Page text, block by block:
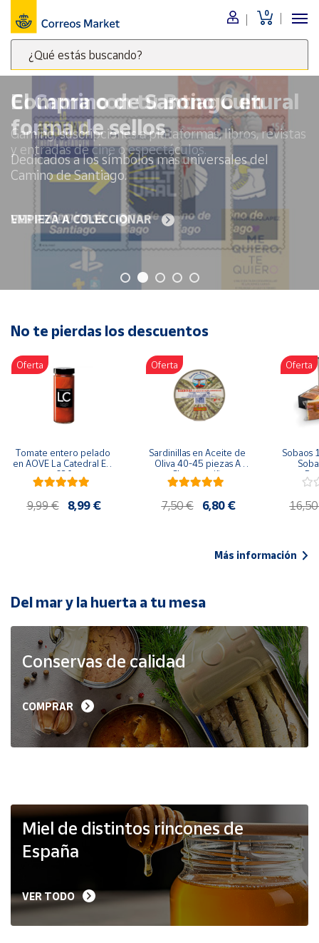
0
¿Qué estás buscando?
Escribe
palabras
clave
para
buscar
productos
en
Market
Menú
Nuestro
catálogo
Alimentación
Bebidas
Ocio y cultura
Juguetes y
Libros y
revistas
Tienda de
Artesanía
Oficina y
Papelería
Para Canarias,
Ceuta y Melilla
populares
Bono
Cultural
de Correos
Market
Productos
Solidarios
Ayuda
Vendedores
Mapa de
Hazte
vendedor
El Camino de Santiago en
forma de sellos
Dedicados a los símbolos más universales del
Camino de Santiago.
EMPIEZA A COLECCIONAR
No te pierdas los descuentos
Oferta
Tomate entero pelado
en AOVE La Catedral ER-
630
9,99 € 8,99 €
Oferta
Sardinillas en Aceite de
Oliva 40-45 piezas A
Churrusquiña
7,50 € 6,80 €
Oferta
Sobaos
Más información
Del mar y la huerta a tu mesa
Conservas de calidad
COMPRAR
Miel de distintos rincones de
España
VER TODO